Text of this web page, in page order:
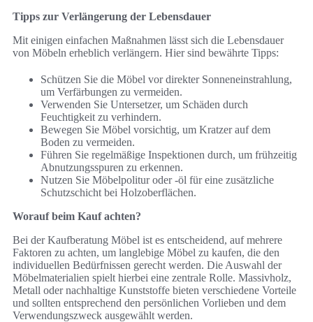
Tipps zur Verlängerung der Lebensdauer
Mit einigen einfachen Maßnahmen lässt sich die Lebensdauer
von Möbeln erheblich verlängern. Hier sind bewährte Tipps:
Schützen Sie die Möbel vor direkter Sonneneinstrahlung,
um Verfärbungen zu vermeiden.
Verwenden Sie Untersetzer, um Schäden durch
Feuchtigkeit zu verhindern.
Bewegen Sie Möbel vorsichtig, um Kratzer auf dem
Boden zu vermeiden.
Führen Sie regelmäßige Inspektionen durch, um frühzeitig
Abnutzungsspuren zu erkennen.
Nutzen Sie Möbelpolitur oder -öl für eine zusätzliche
Schutzschicht bei Holzoberflächen.
Worauf beim Kauf achten?
Bei der Kaufberatung Möbel ist es entscheidend, auf mehrere
Faktoren zu achten, um langlebige Möbel zu kaufen, die den
individuellen Bedürfnissen gerecht werden. Die Auswahl der
Möbelmaterialien spielt hierbei eine zentrale Rolle. Massivholz,
Metall oder nachhaltige Kunststoffe bieten verschiedene Vorteile
und sollten entsprechend den persönlichen Vorlieben und dem
Verwendungszweck ausgewählt werden.